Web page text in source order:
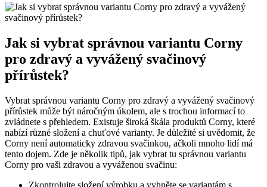
Jak‍ si vybrat správnou variantu Corny
pro zdravý a vyvážený‌ svačinový​
přírůstek?
Vybrat ​správnou⁤ variantu Corny ‌pro zdravý a ​vyvážený svačinový
přírůstek může⁤ být náročným úkolem, ale s trochou informací to
zvládnete ⁢s přehledem. Existuje ⁤široká škála produktů ‍Corny, které
nabízí​ různé složení ‌a⁣ chuťové ‌varianty. ⁣Je důležité​ si uvědomit, že
Corny⁣ není automaticky ​zdravou svačinkou, ‍ačkoli ⁤mnoho lidí má
tento dojem. Zde je několik tipů, jak vybrat​ tu správnou variantu
Corny pro vaši zdravou a vyváženou svačinu:
Zkontrolujte‍ složení výrobku a vyhněte se variantám s